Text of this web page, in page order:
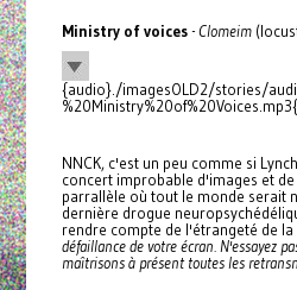
Ministry of voices- Clomeim
{audio}./imagesOLD2/stories/
NNCK, c'est un peu comme si
concert improbable d'images et
parrallèle où tout le monde serait
dernière drogue
rendre compte de l'étrangeté de la
défaillance de votre écran. N'essayez
maîtrisons à présent toutes les